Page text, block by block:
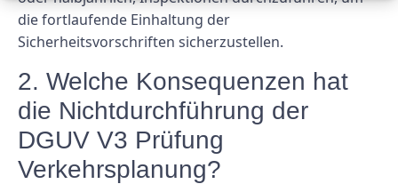
die fortlaufende Einhaltung der
Sicherheitsvorschriften sicherzustellen.
2. Welche Konsequenzen hat
die Nichtdurchführung der
DGUV V3 Prüfung
Verkehrsplanung?